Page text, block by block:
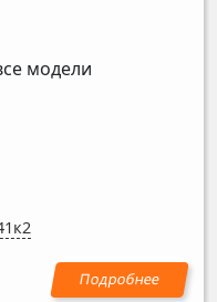
модели